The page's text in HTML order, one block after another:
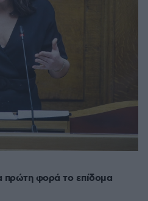
φορά το επίδομα